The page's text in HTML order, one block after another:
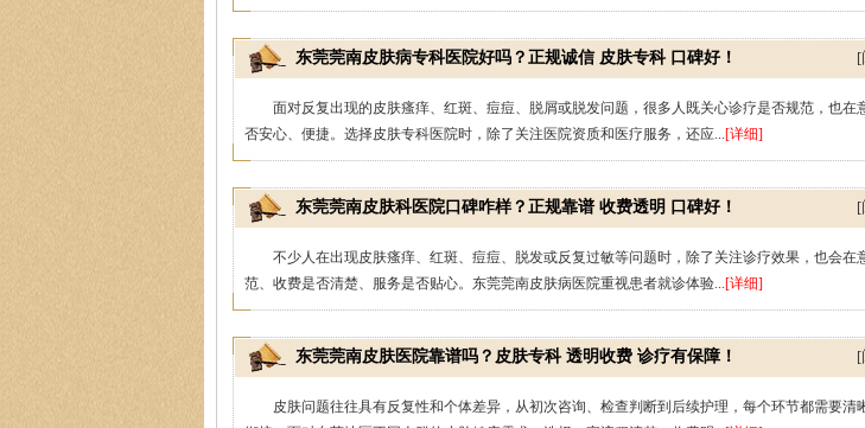
东莞莞南皮肤病专科医院好吗？正规诚信 皮肤专科 口碑好！ [
面对反复出现的皮肤瘙痒、红斑、痘痘、脱屑或脱发问题，很多人既关心诊疗是否规范，也在
否安心、便捷。选择皮肤专科医院时，除了关注医院资质和医疗服务，还应...[详细]
东莞莞南皮肤科医院口碑咋样？正规靠谱 收费透明 口碑好！ [
不少人在出现皮肤瘙痒、红斑、痘痘、脱发或反复过敏等问题时，除了关注诊疗效果，也会在
范、收费是否清楚、服务是否贴心。东莞莞南皮肤病医院重视患者就诊体验...[详细]
东莞莞南皮肤医院靠谱吗？皮肤专科 透明收费 诊疗有保障！ [
皮肤问题往往具有反复性和个体差异，从初次咨询、检查判断到后续护理，每个环节都需要清
殷芳 皮肤科主任
坚持中医理论与实践相结合治疗皮…
[详细]
：东莞莞南皮
湖北中医药大学，先后